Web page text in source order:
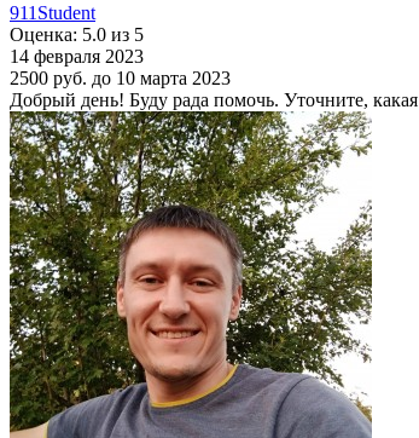
911Student
Оценка: 5.0 из 5
14 февраля 2023
2500 руб. до 10 марта 2023
Добрый день! Буду рада помочь. Уточните, какая